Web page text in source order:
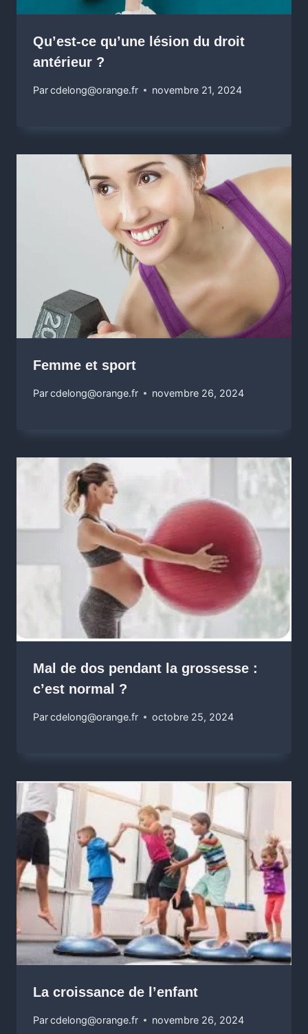
Qu’est-ce qu’une lésion du droit
antérieur ?
Parcdelong@orange.fr novembre 21, 2024
Femme et sport
Parcdelong@orange.fr novembre 26, 2024
Mal de dos pendant la grossesse :
c’est normal ?
Parcdelong@orange.fr octobre 25, 2024
La croissance de l’enfant
Parcdelong@orange.fr novembre 26, 2024